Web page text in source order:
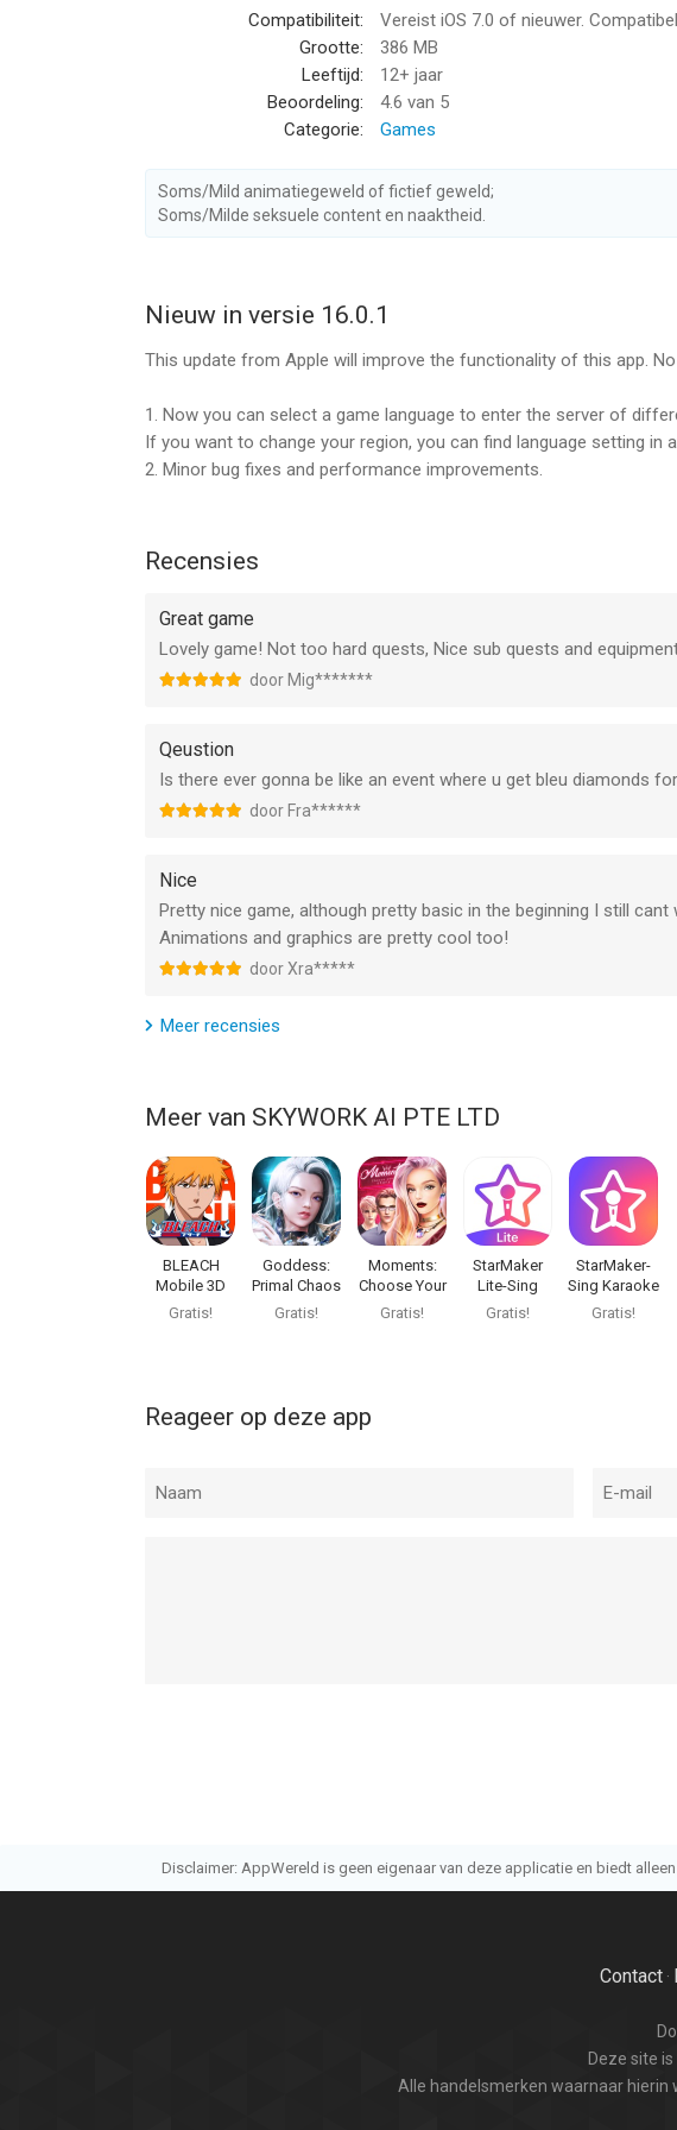
hoger, geschikt bevonden voor gebruikers met leeftijden vanaf12
Informatie voor Sword of Chaosis het laatst vergeleken op 7 Aug om
Compatibiliteit:
Vereist iOS 7.0 of nieuwer.
Grootte:
386 MB
Leeftijd:
12+ jaar
Beoordeling:
4.6 van 5
Categorie:
Games
Soms/Mild animatiegeweld of fictief geweld;
Soms/Milde seksuele content en naaktheid.
Nieuw in versie 16.0.1
This update from Apple will improve the functionality of this app.
1. Now you can select a game language to enter the server of
If you want to change your region, you can find language setting in
2. Minor bug fixes and performance improvements.
Recensies
Great game
Lovely game! Not too hard quests, Nice sub quests and
door Mig*******
Qeustion
Is there ever gonna be like an event where u get bleu diamonds
door Fra******
Nice
Pretty nice game, although pretty basic in the beginning I still cant
Animations and graphics are pretty cool too!
door Xra*****
Meer recensies
Meer van SKYWORK AI PTE LTD
BLEACH
Mobile 3D
Gratis!
Goddess:
Primal Chaos
Gratis!
Moments:
Choose Your
Story
Gratis!
StarMaker
Lite-Sing
Karaoke
Gratis!
StarMaker-
Sing Karaoke
Songs
Gratis!
Reageer op deze app
Disclaimer: AppWereld is geen eigenaar van deze applicatie en biedt
Contact·
Deze site
Alle handelsmerken waarnaar hierin